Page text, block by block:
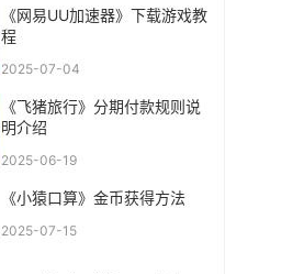
《网易UU加速器》下载游戏教
程
2025-07-04
《飞猪旅行》分期付款规则说
明介绍
2025-06-19
《小猿口算》金币获得方法
2025-07-15